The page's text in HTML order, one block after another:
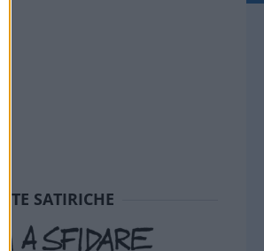
SATIRICHE